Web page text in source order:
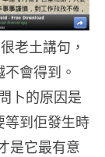
老土講句，
會得到。
卜的原因是
等到佢發生時
是它最有意